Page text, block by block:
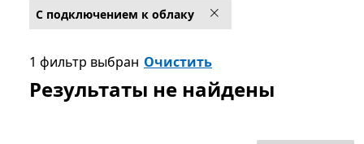
С подключением к облаку
1 фильтр выбран Очистить
Результаты не найдены